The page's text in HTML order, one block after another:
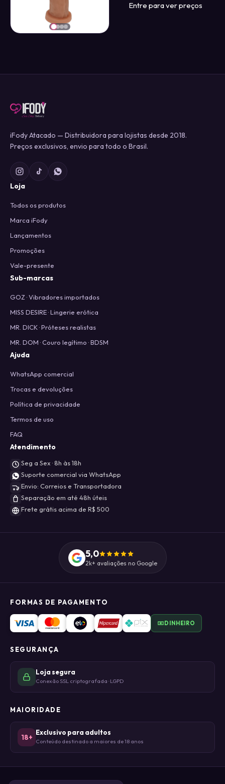
Entre para ver preços
iFody Atacado — Distribuidora para lojistas desde 2018.
Preços exclusivos, envio para todo o Brasil.
Loja
Todos os produtos
Marca iFody
Lançamentos
Promoções
Vale-presente
Sub-marcas
GOZ · Vibradores importados
MISS DESIRE · Lingerie erótica
MR. DICK · Próteses realistas
MR. DOM · Couro legítimo · BDSM
Ajuda
WhatsApp comercial
Trocas e devoluções
Política de privacidade
Termos de uso
FAQ
Atendimento
Seg a Sex · 8h às 18h
Suporte comercial via WhatsApp
Envio: Correios e Transportadora
Separação em até 48h úteis
Frete grátis acima de R$ 500
5,0
2k+ avaliações no Google
FORMAS DE PAGAMENTO
DINHEIRO
SEGURANÇA
Loja segura
Conexão SSL criptografada · LGPD
MAIORIDADE
18+
Exclusivo para adultos
Conteúdo destinado a maiores de 18 anos